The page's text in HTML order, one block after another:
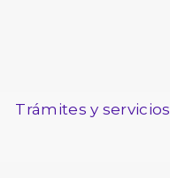
Trámites y servicios